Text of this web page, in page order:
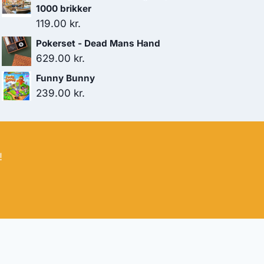
1000 brikker
119.00 kr.
Pokerset - Dead Mans Hand
629.00 kr.
Funny Bunny
239.00 kr.